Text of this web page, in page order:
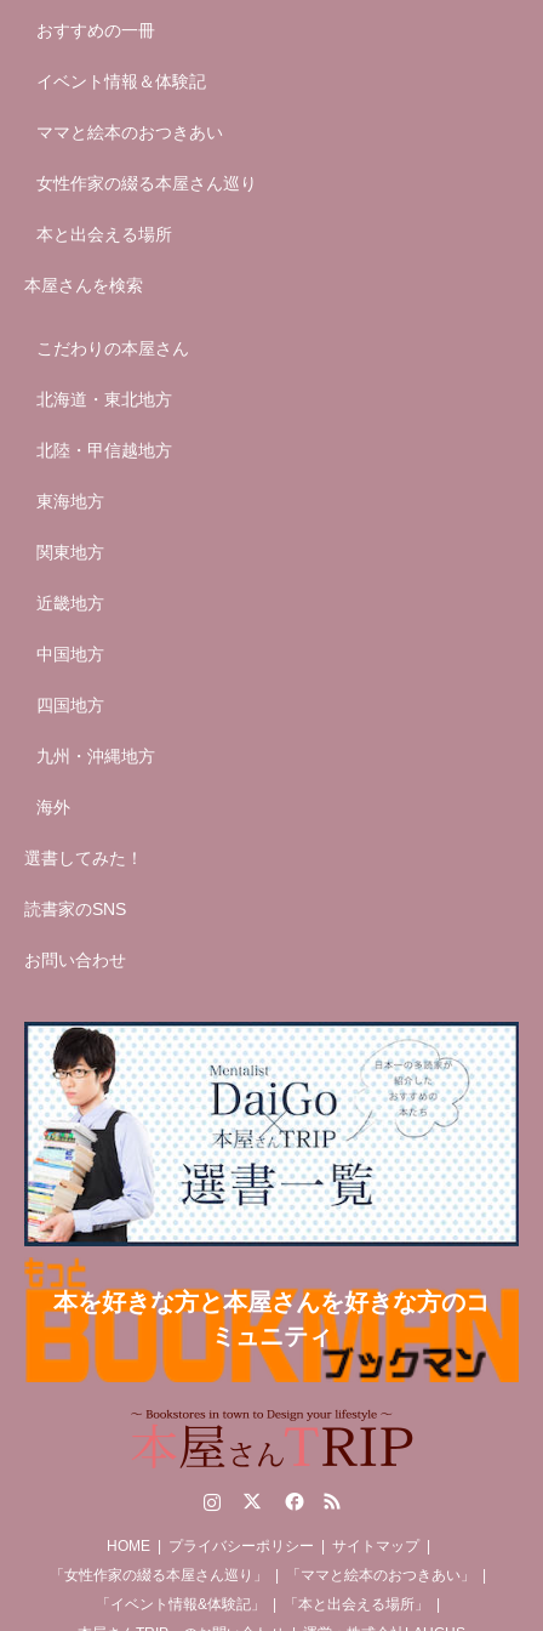
おすすめの一冊
イベント情報＆体験記
ママと絵本のおつきあい
女性作家の綴る本屋さん巡り
本と出会える場所
本屋さんを検索
こだわりの本屋さん
北海道・東北地方
北陸・甲信越地方
東海地方
関東地方
近畿地方
中国地方
四国地方
九州・沖縄地方
海外
選書してみた！
読書家のSNS
お問い合わせ
本を好きな方と本屋さんを好きな方のコ
ミュニティ
RSS
HOME プライバシーポリシー
サイトマップ
「女性作家の綴る本屋さん巡り」
「ママと絵本のおつきあい」
「イベント情報&体験記」
「本と出会える場所」